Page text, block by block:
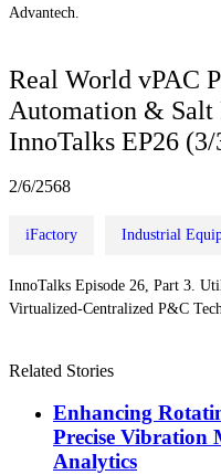
Advantech.
Real World vPAC
Automation & Salt
InnoTalks EP26 (3/
2/6/2568
iFactory Industrial
InnoTalks Episode 26, Part 3.
Virtualized-Centralized P&C
Related Stories
Enhancing
Precise
Analytics